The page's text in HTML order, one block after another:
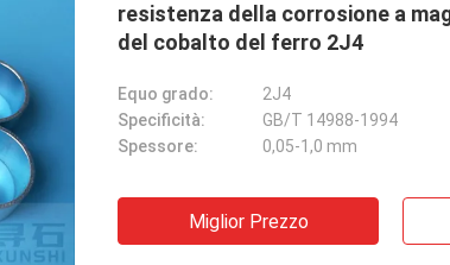
resistenza della corrosione a
del cobalto del ferro 2J4
Equo grado:
2J4
Specificità:
GB/T 14988-1994
Spessore:
0,05-1,0 mm
Miglior Prezzo